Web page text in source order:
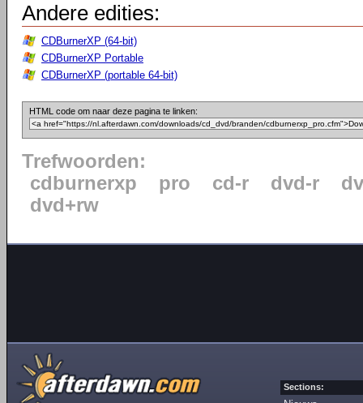
Andere edities:
CDBurnerXP (64-bit)
CDBurnerXP Portable
CDBurnerXP (portable 64-bit)
HTML code om naar deze pagina te linken:
Trefwoorden:
cdburnerxp
pro cd-r dvd-r
dvd+rw
Sections: